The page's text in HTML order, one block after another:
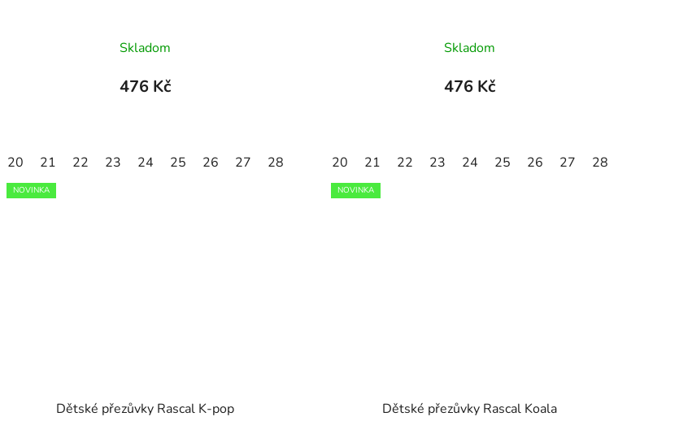
30 31 32 33 34 35
Skladom
476 Kč
20 21 22 23 24 25 26 27 28 30 31 32 33 34 35
Skladom
476 Kč
20 21 22 23 24 25 26 27 28
NOVINKA
Dětské přezůvky Rascal K-pop
NOVINKA
Dětské přezůvky Rascal Koala